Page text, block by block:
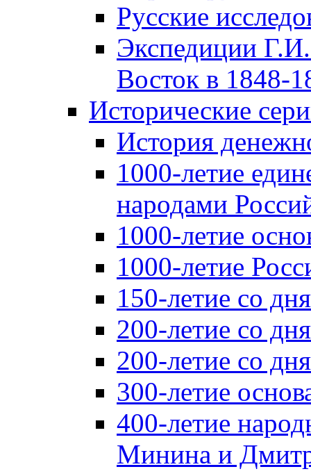
Русские
Экспедиции
Восток в 1848-
Исторические
История
1000-летие
народами
1000-летие
1000-летие
150-летие со
200-летие со
200-летие со
300-летие
400-летие
Минина и